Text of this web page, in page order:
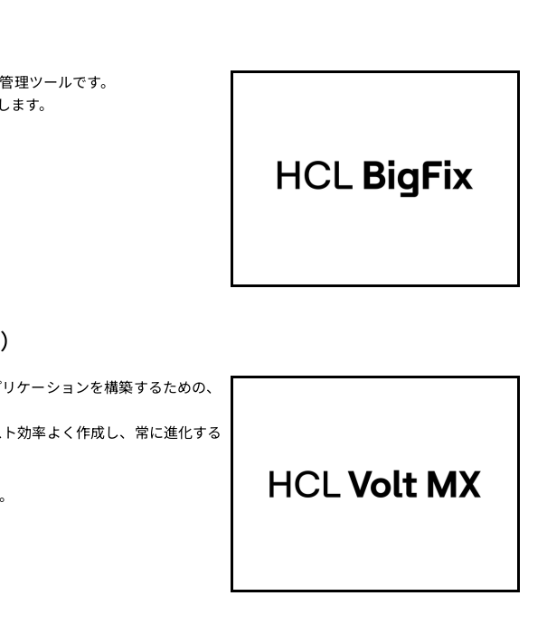
理ツールです。
す。
ケーションを構築するための、
効率よく作成し、常に進化する